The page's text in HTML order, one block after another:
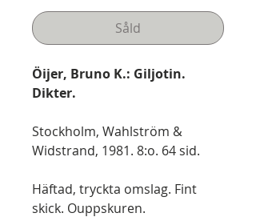
Såld
Öijer, Bruno K.: Giljotin.
Dikter.
Stockholm, Wahlström &
Widstrand, 1981. 8:o. 64 sid.
Häftad, tryckta omslag. Fint
skick. Ouppskuren.